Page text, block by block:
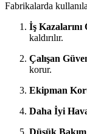
Fabrikalarda
İş Kazalarını
kaldırılır.
Çalışan
korur.
Ekipman
Daha İyi
Düşük